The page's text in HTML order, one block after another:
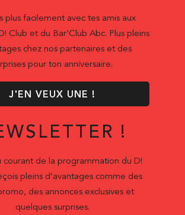
plus facilement avec tes amis aux
Club et du Bar'Club Abc. Plus pleins
chez nos partenaires et des
pour ton anniversaire.
J'EN VEUX UNE !
!
courant de la programmation du D!
pleins d’avantages comme des
des annonces exclusives et
quelques surprises.